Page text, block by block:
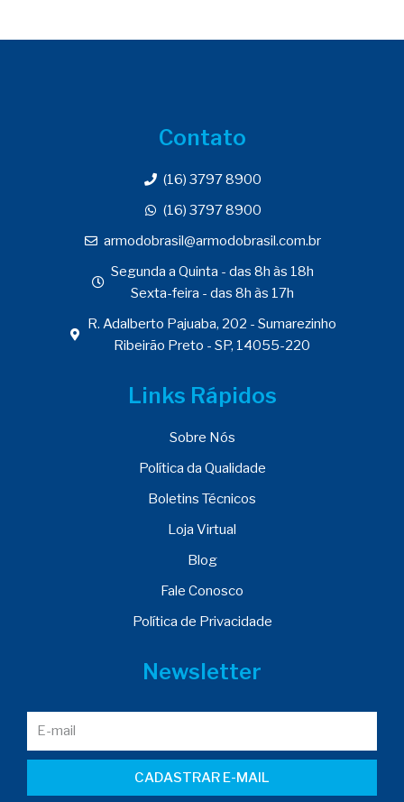
Contato
(16) 3797 8900
(16) 3797 8900
armodobrasil@armodobrasil.com.br
Segunda a Quinta - das 8h às 18h
Sexta-feira - das 8h às 17h
R. Adalberto Pajuaba, 202 - Sumarezinho
Ribeirão Preto - SP, 14055-220
Links Rápidos
Sobre Nós
Política da Qualidade
Boletins Técnicos
Loja Virtual
Blog
Fale Conosco
Política de Privacidade
Newsletter
CADASTRAR E-MAIL